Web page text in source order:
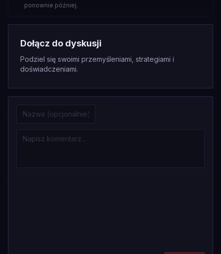
ponownie później.
Dołącz do dyskusji
Podziel się swoimi przemyśleniami, strategiami i
doświadczeniami.